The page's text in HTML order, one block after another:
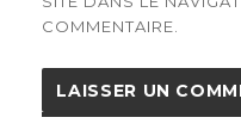
COMMENTAIRE.